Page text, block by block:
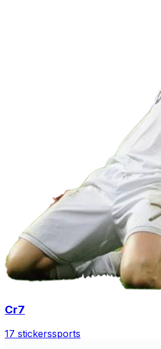
Cr7
17 stickerssports